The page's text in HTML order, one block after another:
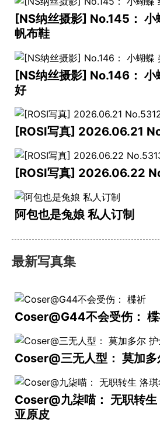
[NS纳丝摄影] No.145： 小
帆布鞋
[NS纳丝摄影] No.146： 小
好
[ROSI写真] 2026.06.21
[ROSI写真] 2026.06.22
阿包也是兔娘 私人订制
最新写真集
Coser@G44不会受伤：
Coser@三无人型： 莫加多
Coser@九柒喵： 无职转生
亚原皮